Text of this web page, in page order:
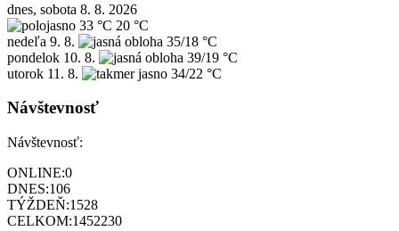
dnes, sobota 8. 8. 2026
33 °C 20 °C
nedeľa 9. 8.
35/18 °C
pondelok 10. 8.
39/19 °C
utorok 11. 8. 34/22 °C
Návštevnosť
Návštevnosť:
ONLINE:0
DNES:106
TÝŽDEŇ:1528
CELKOM:1452230